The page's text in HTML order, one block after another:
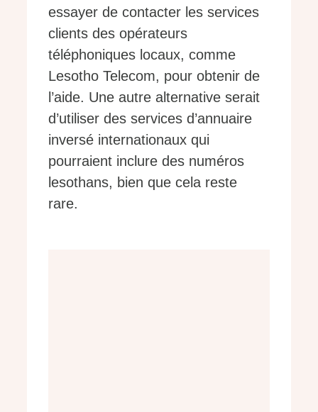
essayer de contacter les services
clients des opérateurs
téléphoniques locaux, comme
Lesotho Telecom, pour obtenir de
l’aide. Une autre alternative serait
d’utiliser des services d’annuaire
inversé internationaux qui
pourraient inclure des numéros
lesothans, bien que cela reste
rare.